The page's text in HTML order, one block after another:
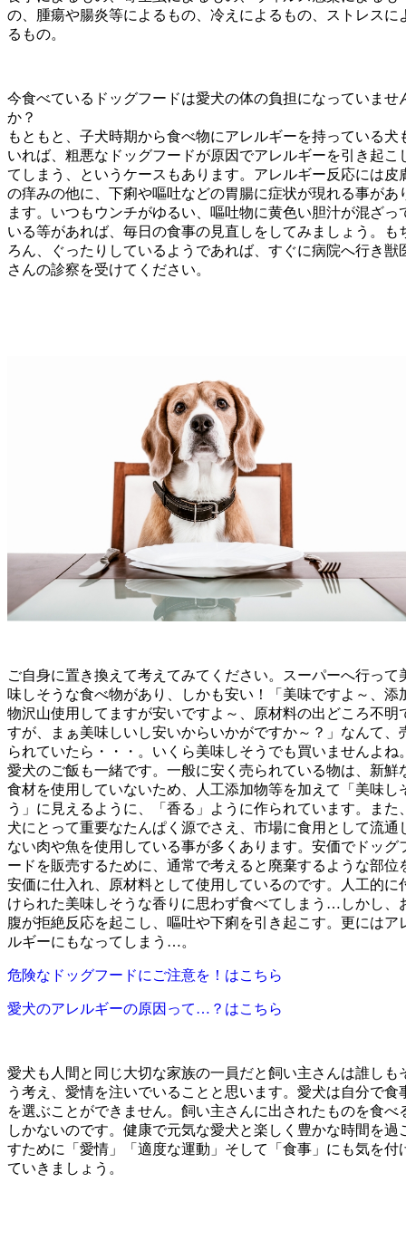
の、腫瘍や腸炎等によるもの、冷えによるもの、ストレスに
るもの。
今食べているドッグフードは愛犬の体の負担になっていませ
か？
もともと、子犬時期から食べ物にアレルギーを持っている犬
いれば、粗悪なドッグフードが原因でアレルギーを引き起こ
てしまう、というケースもあります。アレルギー反応には皮
の痒みの他に、下痢や嘔吐などの胃腸に症状が現れる事があ
ます。いつもウンチがゆるい、嘔吐物に黄色い胆汁が混ざっ
いる等があれば、毎日の食事の見直しをしてみましょう。も
ろん、ぐったりしているようであれば、すぐに病院へ行き獣
さんの診察を受けてください。
ご自身に置き換えて考えてみてください。スーパーへ行って
味しそうな食べ物があり、しかも安い！「美味ですよ～、添
物沢山使用してますが安いですよ～、原材料の出どころ不明
すが、まぁ美味しいし安いからいかがですか～？」なんて、
られていたら・・・。いくら美味しそうでも買いませんよね
愛犬のご飯も一緒です。一般に安く売られている物は、新鮮
食材を使用していないため、人工添加物等を加えて「美味し
う」に見えるように、「香る」ように作られています。また
犬にとって重要なたんぱく源でさえ、市場に食用として流通
ない肉や魚を使用している事が多くあります。安価でドッグ
ードを販売するために、通常で考えると廃棄するような部位
安価に仕入れ、原材料として使用しているのです。人工的に
けられた美味しそうな香りに思わず食べてしまう…しかし、
腹が拒絶反応を起こし、嘔吐や下痢を引き起こす。更にはア
ルギーにもなってしまう…。
危険なドッグフードにご注意を！はこちら
愛犬のアレルギーの原因って…？はこちら
愛犬も人間と同じ大切な家族の一員だと飼い主さんは誰しも
う考え、愛情を注いでいることと思います。愛犬は自分で食
を選ぶことができません。飼い主さんに出されたものを食べ
しかないのです。健康で元気な愛犬と楽しく豊かな時間を過
すために「愛情」「適度な運動」そして「食事」にも気を付
ていきましょう。